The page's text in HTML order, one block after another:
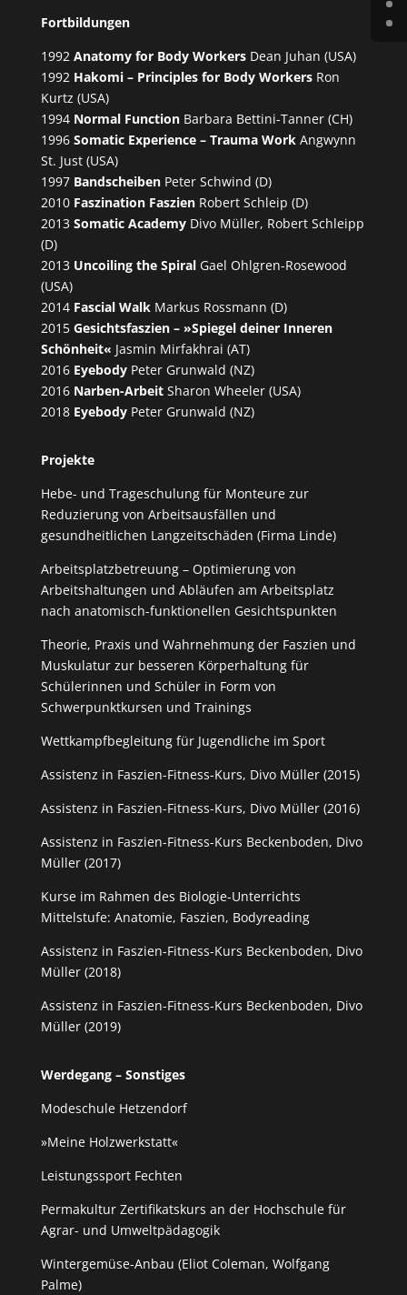
Fortbildungen
1992 Anatomy for Body WorkersDean Juhan (USA)
1992 Hakomi – Principles for Body WorkersRon
Kurtz (USA)
1994 Normal FunctionBarbara Bettini-Tanner (CH)
1996 Somatic Experience – Trauma WorkAngwynn
St. Just (USA)
1997 BandscheibenPeter Schwind (D)
2010 Faszination FaszienRobert Schleip (D)
2013 Somatic AcademyDivo Müller, Robert Schleipp
(D)
2013 Uncoiling the SpiralGael Ohlgren-Rosewood
(USA)
2014 Fascial WalkMarkus Rossmann (D)
2015 Gesichtsfaszien – »Spiegel deiner Inneren
Schönheit« Jasmin Mirfakhrai (AT)
2016 EyebodyPeter Grunwald (NZ)
2016 Narben-ArbeitSharon Wheeler (USA)
2018 EyebodyPeter Grunwald (NZ)
Projekte
Hebe- und Trageschulung für Monteure zur
Reduzierung von Arbeitsausfällen und
gesundheitlichen Langzeitschäden (Firma Linde)
Arbeitsplatzbetreuung – Optimierung von
Arbeitshaltungen und Abläufen am Arbeitsplatz
nach anatomisch-funktionellen Gesichtspunkten
Theorie, Praxis und Wahrnehmung der Faszien und
Muskulatur zur besseren Körperhaltung für
Schülerinnen und Schüler in Form von
Schwerpunktkursen und Trainings
Wettkampfbegleitung für Jugendliche im Sport
Assistenz in Faszien-Fitness-Kurs, Divo Müller (2015)
Assistenz in Faszien-Fitness-Kurs, Divo Müller (2016)
Assistenz in Faszien-Fitness-Kurs Beckenboden, Divo
Müller (2017)
Kurse im Rahmen des Biologie-Unterrichts
Mittelstufe: Anatomie, Faszien, Bodyreading
Assistenz in Faszien-Fitness-Kurs Beckenboden, Divo
Müller (2018)
Assistenz in Faszien-Fitness-Kurs Beckenboden, Divo
Müller (2019)
Werdegang – Sonstiges
Modeschule Hetzendorf
»Meine Holzwerkstatt«
Leistungssport Fechten
Permakultur Zertifikatskurs an der Hochschule für
Agrar- und Umweltpädagogik
Wintergemüse-Anbau (Eliot Coleman, Wolfgang
Palme)